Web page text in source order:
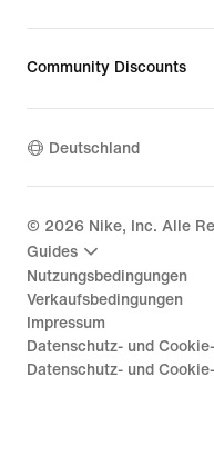
Community Discounts
Deutschland
© 2026 Nike, Inc. Alle
Guides
Nutzungsbedingungen
Verkaufsbedingungen
Impressum
Datenschutz- und
Datenschutz- und